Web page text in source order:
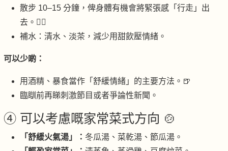
散步 10–15 分鐘，俾身體有機會將緊張感「行走」出
去。🚶‍♀️
補水：清水、淡茶，減少用甜飲壓情緒。
可以少啲：
用酒精、暴食當作「舒緩情緒」的主要方法。🍺
臨瞓前再睇刺激節目或者爭論性新聞。
④ 可以考慮嘅家常菜式方向 🍲
「舒緩火氣湯」： 冬瓜湯、菜乾湯、節瓜湯。